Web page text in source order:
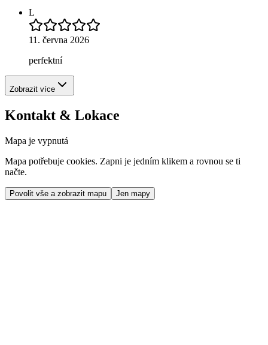
L
11. června 2026
perfektní
Zobrazit více
Kontakt & Lokace
Mapa je vypnutá
Mapa potřebuje cookies. Zapni je jedním klikem a rovnou se ti
načte.
Povolit vše a zobrazit mapu Jen mapy